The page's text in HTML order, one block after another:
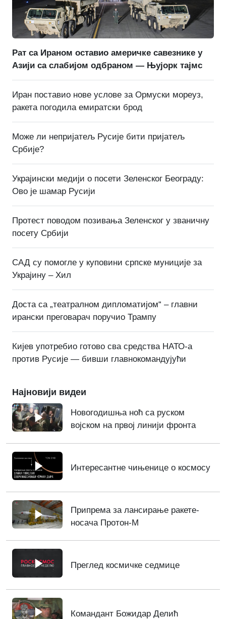
Рат са Ираном оставио америчке савезнике у
Азији са слабијом одбраном — Њујорк тајмс
Иран поставио нове услове за Ормуски мореуз,
ракета погодила емиратски брод
Може ли непријатељ Русије бити пријатељ
Србије?
Украјински медији о посети Зеленског Београду:
Ово је шамар Русији
Протест поводом позивања Зеленског у званичну
посету Србији
САД су помогле у куповини српске муниције за
Украјину – Хил
Доста са „театралном дипломатијом“ – главни
ирански преговарач поручио Трампу
Кијев употребио готово сва средства НАТО-а
против Русије — бивши главнокомандујући
Најновији видеи
Новогодишња ноћ са руском
војском на првој линији фронта
Интересантне чињенице о космосу
Припрема за лансирање ракете-
носача Протон-М
Преглед космичке седмице
Командант Божидар Делић